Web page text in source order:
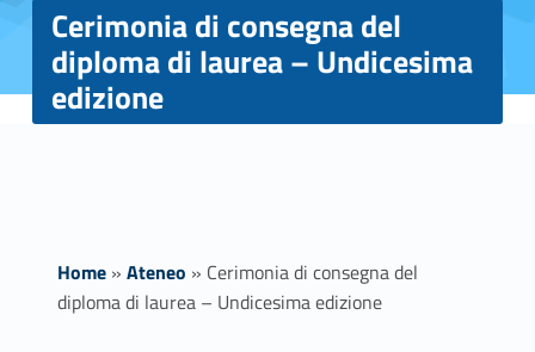
Cerimonia di consegna del
diploma di laurea – Undicesima
edizione
Home» Ateneo » Cerimonia di consegna del
diploma di laurea – Undicesima edizione